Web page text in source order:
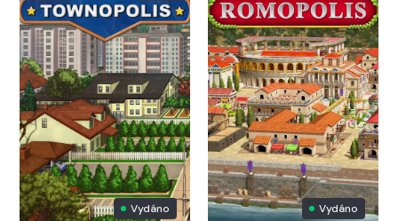
Vydáno Vydáno